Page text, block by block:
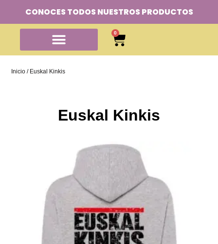
CONOCES TODOS NUESTROS PRODUCTOS
0
Inicio / Euskal Kinkis
Euskal Kinkis